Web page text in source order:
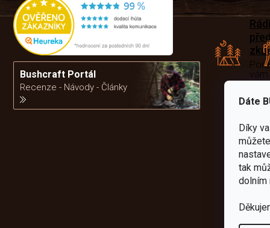
Dáte
Díky
tak
dolním
Bushcraft Portál
Recenze - Návody - Články
Rádi
vám